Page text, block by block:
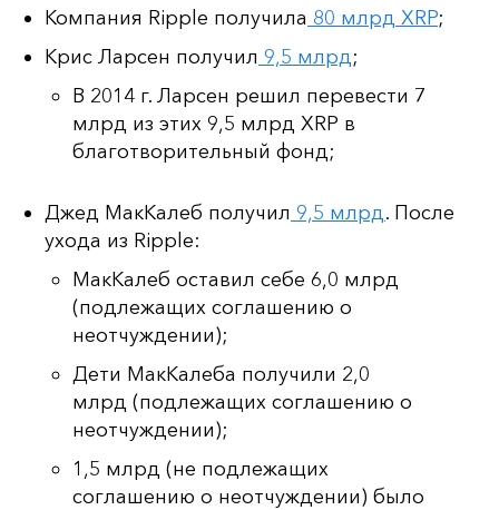
Компания Ripple получила 80 млрд XRP;
Крис Ларсен получил 9,5 млрд;
В 2014 г. Ларсен решил перевести 7
млрд из этих 9,5 млрд XRP в
благотворительный фонд;
Джед МакКалеб получил 9,5 млрд. После
ухода из Ripple:
МакКалеб оставил себе 6,0 млрд
(подлежащих соглашению о
неотчуждении);
Дети МакКалеба получили 2,0
млрд (подлежащих соглашению о
неотчуждении);
1,5 млрд (не подлежащих
соглашению о неотчуждении) было